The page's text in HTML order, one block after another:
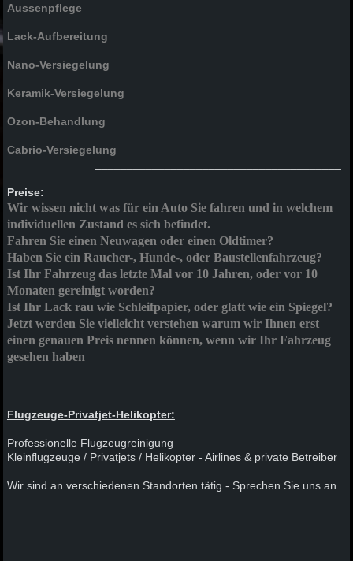
Aussenpflege
Lack-Aufbereitung
Nano-Versiegelung
Keramik-Versiegelung
Ozon-Behandlung
Cabrio-Versiegelung
Preise:
Wir wissen nicht was für ein Auto Sie fahren und in welchem
individuellen Zustand es sich befindet.
Fahren Sie einen Neuwagen oder einen Oldtimer?
Haben Sie ein Raucher-, Hunde-, oder Baustellenfahrzeug?
Ist Ihr Fahrzeug das letzte Mal vor 10 Jahren, oder vor 10
Monaten gereinigt worden?
Ist Ihr Lack rau wie Schleifpapier, oder glatt wie ein Spiegel?
Jetzt werden Sie vielleicht verstehen warum wir Ihnen erst
einen genauen Preis nennen können, wenn wir Ihr Fahrzeug
gesehen haben
Flugzeuge-Privatjet-Helikopter:
Professionelle Flugzeugreinigung
Kleinflugzeuge / Privatjets / Helikopter - Airlines & private Betreiber
Wir sind an verschiedenen Standorten tätig - Sprechen Sie uns an.